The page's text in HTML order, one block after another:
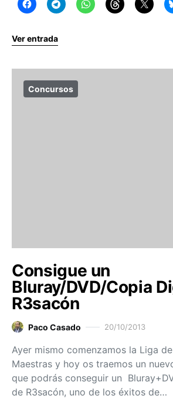
Ver entrada
Concursos
Consigue un
Bluray/DVD/Copia
R3sacón
Paco Casado 20/10/2013
Ayer mismo comenzamos la Liga
Maestras y hoy os traemos un
que podrás conseguir un
de R3sacón, uno de los éxitos de…